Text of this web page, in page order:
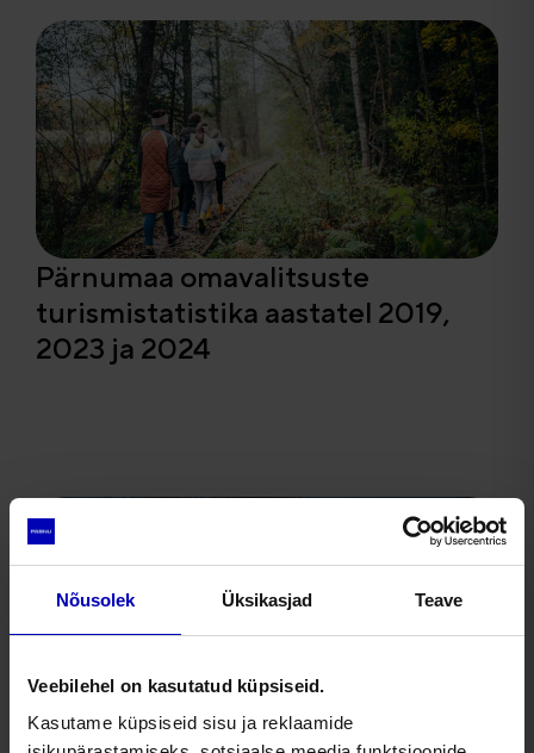
Nõusolek Üksikasjad Teave
Veebilehel on kasutatud küpsiseid.
Kasutame küpsiseid sisu ja reklaamide
Pärnumaa omavalitsuste
turismistatistika aastatel 2019,
2023 ja 2024